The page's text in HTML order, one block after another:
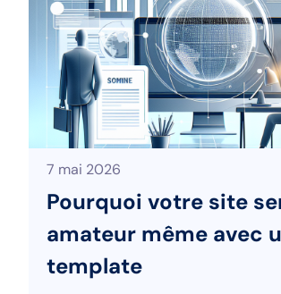
7 mai 2026
Pourquoi votre site
amateur même avec
template